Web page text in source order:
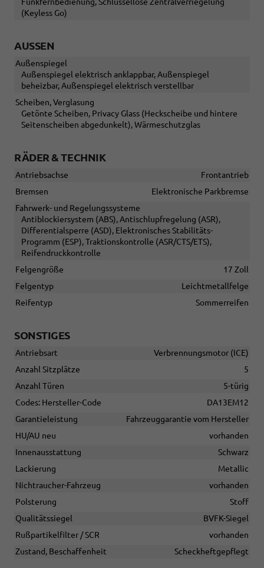
Funkfernbedienung, Schlüssellose Zentralverriegelung
(Keyless Go)
AUSSEN
Außenspiegel
Außenspiegel elektrisch anklappbar, Außenspiegel
beheizbar, Außenspiegel elektrisch verstellbar
Scheiben, Verglasung
Getönte Scheiben, Privacy Glass (Heckscheibe und hintere
Seitenscheiben abgedunkelt), Wärmeschutzglas
RÄDER & TECHNIK
Antriebsachse
Frontantrieb
Bremsen
Elektronische Parkbremse
Fahrwerk- und Regelungssysteme
Antiblockiersystem (ABS), Antischlupfregelung (ASR),
Differentialsperre (ASD), Elektronisches Stabilitäts-
Programm (ESP), Traktionskontrolle (ASR/CTS/ETS),
Reifendruckkontrolle
Felgengröße
17 Zoll
Felgentyp
Leichtmetallfelge
Reifentyp
Sommerreifen
SONSTIGES
Antriebsart
Verbrennungsmotor (ICE)
Anzahl Sitzplätze
5
Anzahl Türen
5-türig
Codes: Hersteller-Code
DA13EM12
Garantieleistung
Fahrzeuggarantie vom Hersteller
HU/AU neu
vorhanden
Innenausstattung
Schwarz
Lackierung
Metallic
Nichtraucher-Fahrzeug
vorhanden
Polsterung
Stoff
Qualitätssiegel
BVFK-Siegel
Rußpartikelfilter / SCR
vorhanden
Zustand, Beschaffenheit
Scheckheftgepflegt